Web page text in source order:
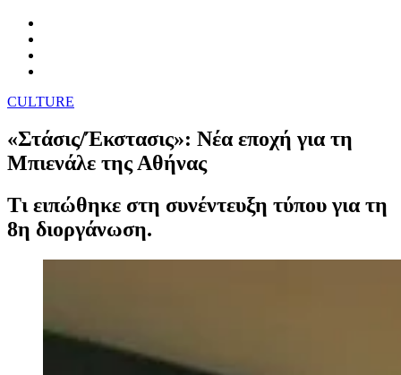
CULTURE
«Στάσις/Έκστασις»: Νέα εποχή για τη
Μπιενάλε της Αθήνας
Τι ειπώθηκε στη συνέντευξη τύπου για τη
8η διοργάνωση.